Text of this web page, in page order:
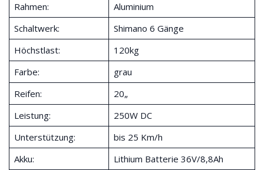
Rahmen:
Aluminium
Schaltwerk:
Shimano 6 Gänge
Höchstlast:
120kg
Farbe:
grau
Reifen:
20„
Leistung:
250W DC
Unterstützung:
bis 25 Km/h
Akku:
Lithium Batterie 36V/8,8Ah